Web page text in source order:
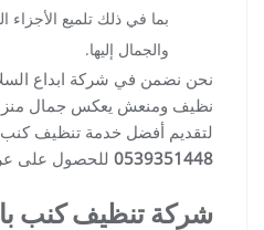
بما في ذلك تلميع الأجزاء
والجمال إليها.
نحن نضمن في شركة ابداع
نظيف ومنعش يعكس جمال
لتقديم أفضل خدمة تنظيف كنب
0539351448 للحصول على
شركة تنظيف كنب